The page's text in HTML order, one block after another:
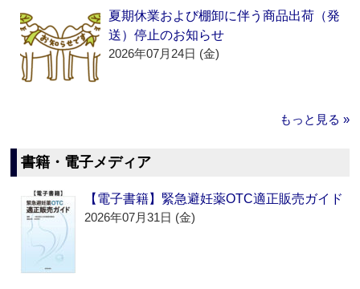
夏期休業および棚卸に伴う商品出荷（発
送）停止のお知らせ
2026年07月24日 (金)
もっと見る »
書籍・電子メディア
【電子書籍】緊急避妊薬OTC適正販売ガイド
2026年07月31日 (金)